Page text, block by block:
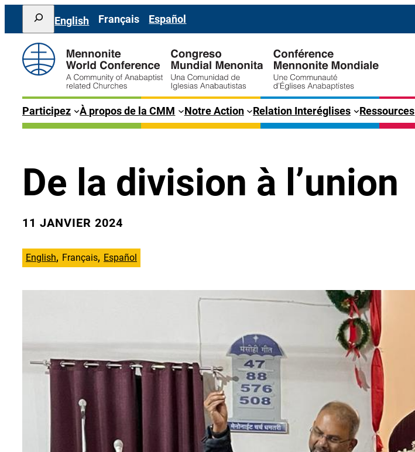
Aller
contenu
Search
English Français Español
Participez À propos de la CMM Notre Action Relation Interéglises Ressources
De la division à l’union
11 JANVIER 2024
English Français Español